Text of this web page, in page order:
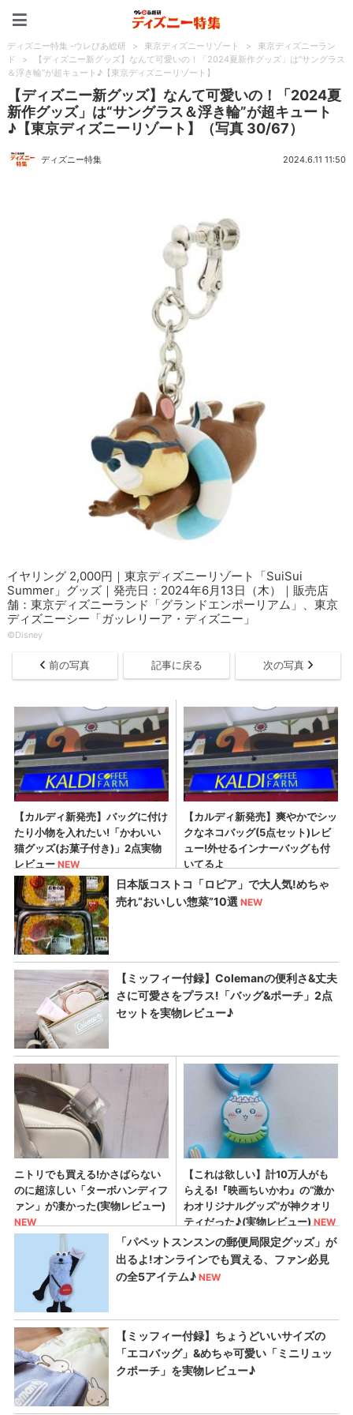
ディズニー特集 -ウレぴあ総研 > 東京ディズニーリゾート >
東京ディズニーラン
ド
>
【ディズニー新グッズ】なんて可愛いの！「2024夏新作グッズ」は“サングラス
＆浮き輪”が超キュート♪【東京ディズニーリゾート】
【ディズニー新グッズ】なんて可愛いの！「2024夏
新作グッズ」は“サングラス＆浮き輪”が超キュート
♪【東京ディズニーリゾート】（写真 30/67）
ディズニー特集 2024.6.11 11:50
イヤリング 2,000円｜東京ディズニーリゾート「SuiSui
Summer」グッズ｜発売日：2024年6月13日（木）｜販売店
舗：東京ディズニーランド「グランドエンポーリアム」、東京
ディズニーシー「ガッレリーア・ディズニー」
©Disney
前の写真 記事に戻る 次の写真